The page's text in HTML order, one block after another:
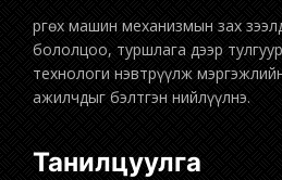
бололцоо, туршлага дээр
технологи нэвтрүүлж
ажилчдыг бэлтгэн нийлүүлнэ.
Танилцуулга